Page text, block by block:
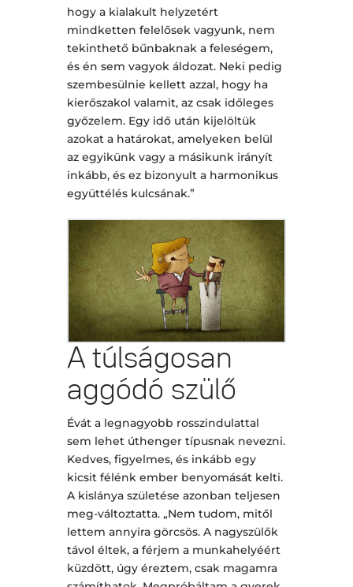
hogy a kialakult helyzetért
mindketten felelősek vagyunk, nem
tekinthető bűnbaknak a feleségem,
és én sem vagyok áldozat. Neki pedig
szembesülnie kellett azzal, hogy ha
kierőszakol valamit, az csak időleges
győzelem. Egy idő után kijelöltük
azokat a határokat, amelyeken belül
az egyikünk vagy a másikunk irányít
inkább, és ez bizonyult a harmonikus
együttélés kulcsának.”
A túlságosan
aggódó szülő
Évát a legnagyobb rosszindulattal
sem lehet úthenger típusnak nevezni.
Kedves, figyelmes, és inkább egy
kicsit félénk ember benyomását kelti.
A kislánya születése azonban teljesen
meg-változtatta. „Nem tudom, mitől
lettem annyira görcsös. A nagyszülők
távol éltek, a férjem a munkahelyéért
küzdött, úgy éreztem, csak magamra